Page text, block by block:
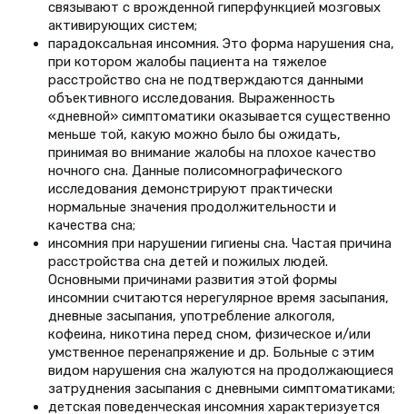
связывают с врожденной гиперфункцией мозговых
активирующих систем;
парадоксальная инсомния. Это форма нарушения сна,
при котором жалобы пациента на тяжелое
расстройство сна не подтверждаются данными
объективного исследования. Выраженность
«дневной» симптоматики оказывается существенно
меньше той, какую можно было бы ожидать,
принимая во внимание жалобы на плохое качество
ночного сна. Данные полисомнографического
исследования демонстрируют практически
нормальные значения продолжительности и
качества сна;
инсомния при нарушении гигиены сна. Частая причина
расстройства сна детей и пожилых людей.
Основными причинами развития этой формы
инсомнии считаются нерегулярное время засыпания,
дневные засыпания, употребление алкоголя,
кофеина, никотина перед сном, физическое и/или
умственное перенапряжение и др. Больные с этим
видом нарушения сна жалуются на продолжающиеся
затруднения засыпания с дневными симптоматиками;
детская поведенческая инсомния характеризуется